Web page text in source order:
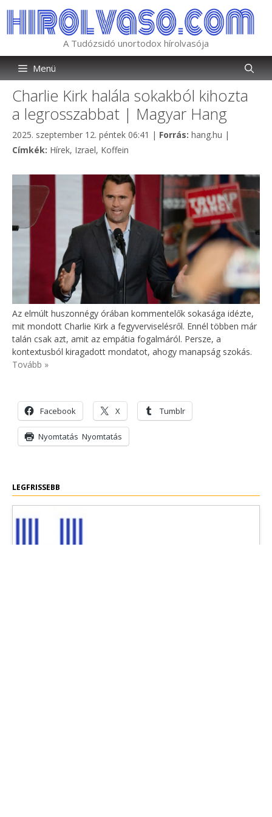
tartalomba
A Tudózsidó unortodox hírolvasója
Menü
Charlie Kirk halála sokakból kihozta
a legrosszabbat | Magyar Hang
2025. szeptember 12. péntek 06:41 | Forrás: Kategória
hang.hu |
Címkék: Címkék
Hírek, Izrael, Koffein
Az elmúlt huszonnégy órában kommentelők sokasága idézte,
mit mondott Charlie Kirk a fegyverviselésről. Ennél többen már
talán csak azt, amit az empátia fogalmáról. Persze, a
kontextusból kiragadott mondatot, ahogy manapság szokás.
Tovább »
Facebook X Tumblr
Nyomtatás Nyomtatás
LEGFRISSEBB